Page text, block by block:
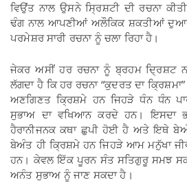
ਵਿਉਂਤ ਨਾਲ ਉਸਨੇ ਸ੍ਰਿਸ਼ਟੀ ਦੀ ਰਚਨਾ
ਢੰਗ ਨਾਲ ਆਪਣੀਆਂ ਅਲੌਕਿਕ ਸ਼ਕਤੀਆਂ
ਪਰਮੇਸ਼ਰ ਸਾਰੀ ਰਚਨਾ ਨੂੰ ਚਲਾ ਰਿਹਾ ਹੈ।
ਜੇਕਰ ਅਸੀਂ ਹਰ ਰਚਨਾ ਨੂੰ ਬ੍ਰਹਮ ਦ੍ਰਿਸ਼ਟ
ਲੱਗਦਾ ਹੈ ਕਿ ਹਰ ਰਚਨਾ “ਕੁਦਰਤ ਦਾ
ਅਣਗਿਣਤ ਕ੍ਰਿਸ਼ਮੇ ਹਨ ਜਿਹੜੇ ਧੰਨ ਧੰਨ
ਸੁਭਾਅ ਦਾ ਵਖਿਆਨ ਕਰਦੇ ਹਨ। ਇਸਦਾ
ਹੈਰਾਨੀਜਨਕ ਕਥਾ ਛੁਪੀ ਹੋਈ ਹੈ ਅਤੇ ਇਥੇ
ਬੇਅੰਤ ਹੀ ਕ੍ਰਿਸ਼ਮੇ ਹਨ ਜਿਹੜੇ ਆਮ ਮਨੁੱਖਾ
ਹਨ। ਕੇਵਲ ਇੱਕ ਪੂਰਨ ਸੰਤ ਸਤਿਗੁਰੂ ਸਮਝ
ਅਨੰਤ ਸੁਭਾਅ ਨੂੰ ਜਾਣ ਸਕਦਾ ਹੈ।